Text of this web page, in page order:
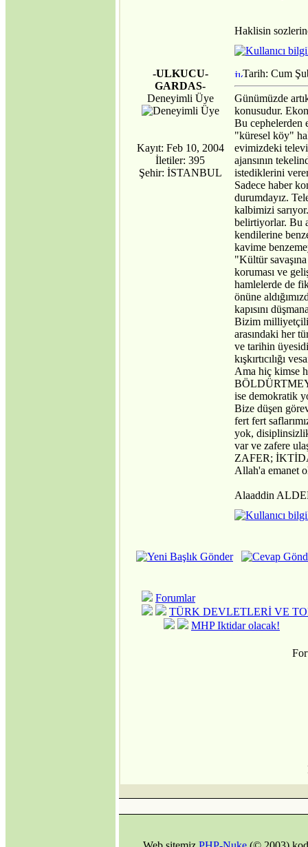
Haklisin
-ULKUCU-
GARDAS-
Deneyimli Üye
Kayıt: Feb 10, 2004
İletiler: 395
Şehir: İSTANBUL
Tarih: Cum
Günümüzde
konusudur.
Bu cephelerden
"küresel köy"
evimizdeki
ajansının
istediklerini
Sadece haber
durumdayız.
kalbimizi
belirtiyorlar. Bu
kendilerine
kavime
"Kültür
koruması ve
hamlelerde de
önüne
kapısını
Bizim
arasındaki her
ve tarihin
kışkırtıcılığı
Ama hiç kimse
ise demokratik
Bize düşen
fert fert
yok,
var ve zafere
ZAFER;
Allah'a emanet
Alaaddin
Forumlar
TÜRK DEVLETLERİ VE
MHP Iktidar olacak!